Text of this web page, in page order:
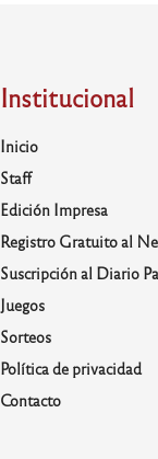
Institucional
Inicio
Staff
Edición Impresa
Registro Gratuito al
Suscripción al Diario
Juegos
Sorteos
Política de privacidad
Contacto